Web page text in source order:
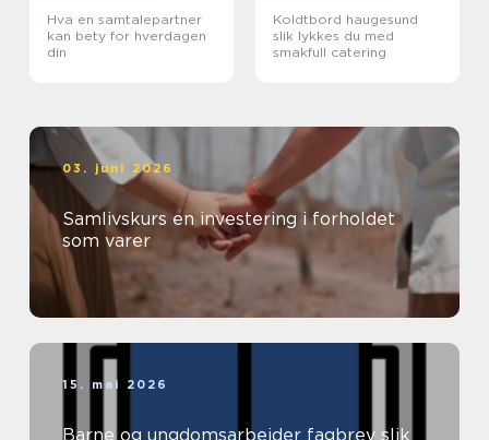
Hva en samtalepartner
kan bety for hverdagen
din
Koldtbord haugesund
slik lykkes du med
smakfull catering
03. juni 2026
Samlivskurs en investering i forholdet
som varer
15. mai 2026
Barne og ungdomsarbeider fagbrev slik